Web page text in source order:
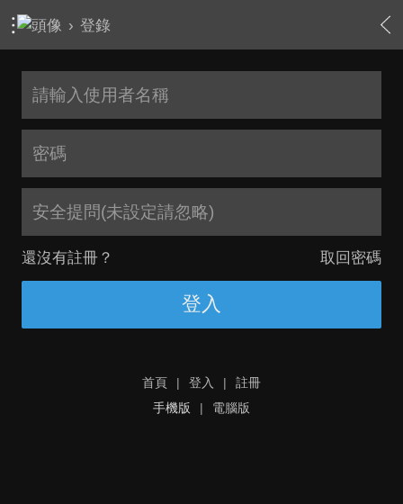
› 登錄
安全提問(未設定請忽略)
還沒有註冊？ 取回密碼
登入
首頁 | 登入 |
註冊
手機版
| 電腦版